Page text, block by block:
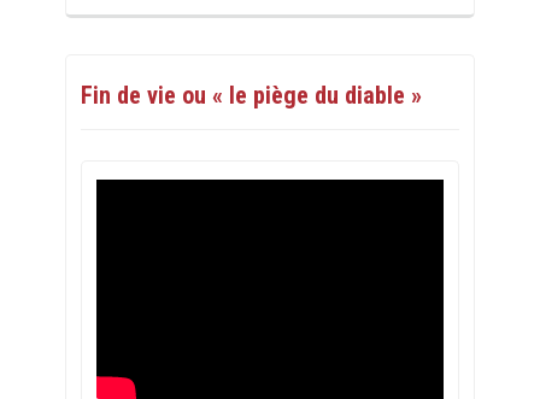
Fin de vie ou « le piège du diable »